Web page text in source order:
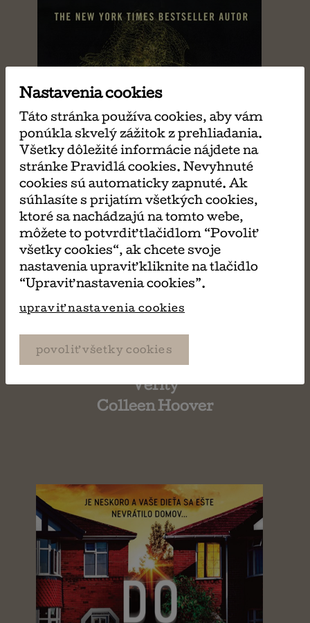
Verity
Colleen Hoover
Nastavenia cookies
Táto stránka používa cookies, aby vám
ponúkla skvelý zážitok z prehliadania.
Všetky dôležité informácie nájdete na
stránke Pravidlá cookies. Nevyhnuté
cookies sú automaticky zapnuté. Ak
súhlasíte s prijatím všetkých cookies,
ktoré sa nachádzajú na tomto webe,
môžete to potvrdiť tlačidlom “Povoliť
všetky cookies“, ak chcete svoje
nastavenia upraviť kliknite na tlačidlo
“Upraviť nastavenia cookies”.
upraviť nastavenia cookies
povoliť všetky cookies